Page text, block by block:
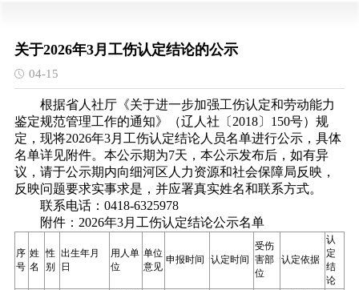
关于2026年3月工伤认定结论的公示
04-15
根据省人社厅《关于进一步加强工伤认定和劳动能力
鉴定规范管理工作的通知》（辽人社 〔 2018〕150号）规
定，现将2026年3月工伤认定结论人员名单进行公示，具体
名单详见附件。本公示期为7天，本公示发布后，如有异
议，请于公示期内向细河区人力资源和社会保障局反映，
反映问题要求实事求是，并应署真实姓名和联系方式。
联系电话： 0418-6325978
附件： 2026年3月工伤认定结论公示名单
序
号
姓
名
性
别
出生年月
日
用人单
位
单位
意见
申报时间 认定时间
受伤
害部
位
认定依据
认
定
结
论